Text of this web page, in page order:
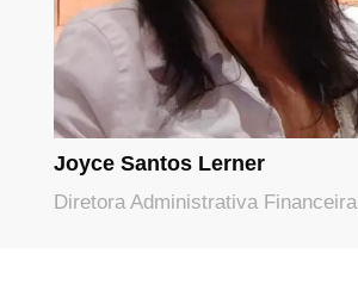
Joyce Santos Lerner
Diretora Administrativa Financeira